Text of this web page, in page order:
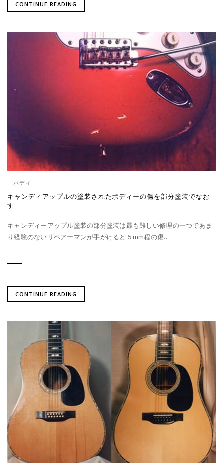
CONTINUE READING
| ボディ
キャンディアップルの塗装されたボディーの傷を部分塗装でなお
す
キャンディーアップル塗装の部分塗装は最も難しい修理の一つであま
り経験のないリペアーマンが手がけると５mm程の傷...
CONTINUE READING